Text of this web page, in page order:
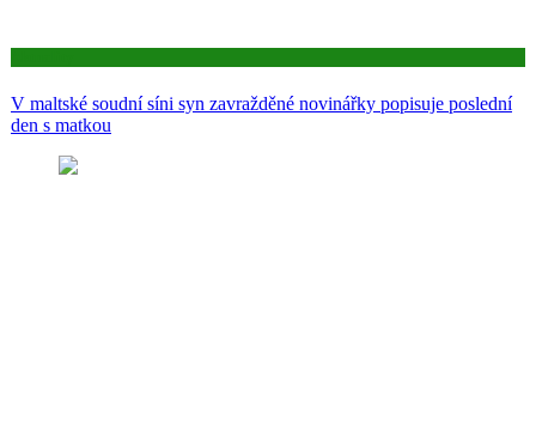
V maltské soudní síni syn zavražděné novinářky popisuje poslední
den s matkou